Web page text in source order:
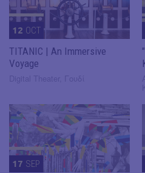
12 OCT
TITANIC | An Immersive
Voyage
17 SEP